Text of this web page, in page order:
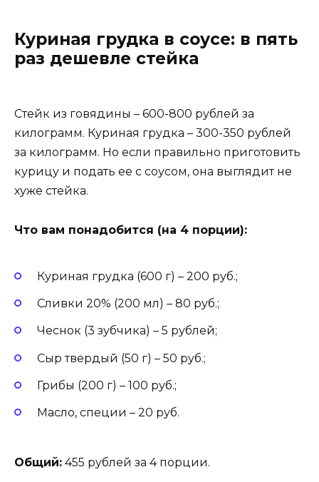
Куриная грудка в соусе: в пять
раз дешевле стейка
Стейк из говядины – 600-800 рублей за
килограмм. Куриная грудка – 300-350 рублей
за килограмм. Но если правильно приготовить
курицу и подать ее с соусом, она выглядит не
хуже стейка.
Что вам понадобится (на 4 порции):
Куриная грудка (600 г) – 200 руб.;
Сливки 20% (200 мл) – 80 руб.;
Чеснок (3 зубчика) – 5 рублей;
Сыр твердый (50 г) – 50 руб.;
Грибы (200 г) – 100 руб.;
Масло, специи – 20 руб.
Общий: 455 рублей за 4 порции.